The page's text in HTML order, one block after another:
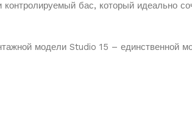
бас, который идеально
модели Studio 15 – единственной